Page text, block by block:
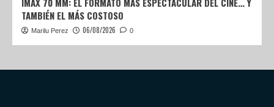
TAMBIÉN EL MÁS COSTOSO
Marilu Perez 06/08/2026 0